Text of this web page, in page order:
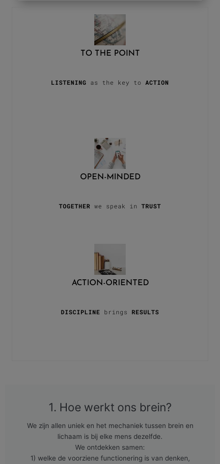
TO THE POINT
LISTENING as the key to ACTION
OPEN-MINDED
TOGETHER we speak in TRUST
ACTION-ORIENTED
DISCIPLINE brings RESULTS
1. Hoe werkt ons brein?
We zijn allen uniek en het mechaniek tussen brein en
lichaam is bij elke mens dezelfde.
We ontdekken samen:
1) welke de voorziene functionering is van denken,